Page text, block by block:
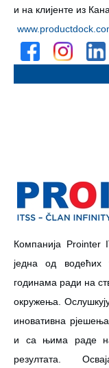
и на клијенте из
Компанија Prointer
једна од водећих
годинама ради на
окружења.
иновативна
и са њима раде на
резултата.